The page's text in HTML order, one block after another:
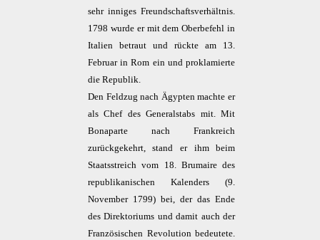
sehr inniges Freundschaftsverhältnis.
1798 wurde er mit dem Oberbefehl in
Italien betraut und rückte am 13.
Februar in Rom ein und proklamierte
die Republik.
Den Feldzug nach Ägypten machte er
als Chef des Generalstabs mit. Mit
Bonaparte nach Frankreich
zurückgekehrt, stand er ihm beim
Staatsstreich vom 18. Brumaire des
republikanischen Kalenders (9.
November 1799) bei, der das Ende
des Direktoriums und damit auch der
Französischen Revolution bedeutete.